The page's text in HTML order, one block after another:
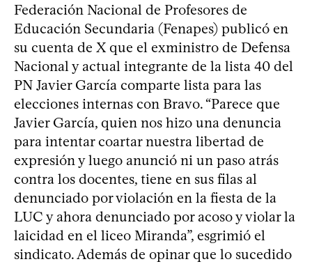
Federación Nacional de Profesores de
Educación Secundaria (Fenapes) publicó en
su cuenta de X que el exministro de Defensa
Nacional y actual integrante de la lista 40 del
PN Javier García comparte lista para las
elecciones internas con Bravo. “Parece que
Javier García, quien nos hizo una denuncia
para intentar coartar nuestra libertad de
expresión y luego anunció ni un paso atrás
contra los docentes, tiene en sus filas al
denunciado por violación en la fiesta de la
LUC y ahora denunciado por acoso y violar la
laicidad en el liceo Miranda”, esgrimió el
sindicato. Además de opinar que lo sucedido